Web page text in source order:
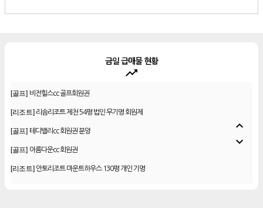
금일 급매물 현황
trending_up
[골프] 비전힐스cc 골프회원권
[리조트] 리솜리조트 제천 54평 법인 무기명 회원제
[골프] 테디밸리cc 회원권 분양
[골프] 아름다운cc 회원권
[리조트] 안토리조트 마운트하우스 130평 개인 기명
expand_less
expand_more